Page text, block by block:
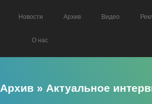
Новости Архив Видео
О нас
Архив » Актуальное